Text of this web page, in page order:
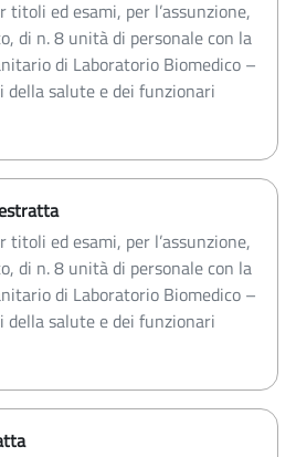
titoli ed esami, per l’assunzione,
di n. 8 unità di personale con la
di Laboratorio Biomedico –
della salute e dei funzionari
titoli ed esami, per l’assunzione,
di n. 8 unità di personale con la
di Laboratorio Biomedico –
della salute e dei funzionari